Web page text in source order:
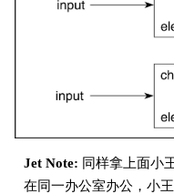
Jet Note: 同样拿上面小
在同一办公室办公，小